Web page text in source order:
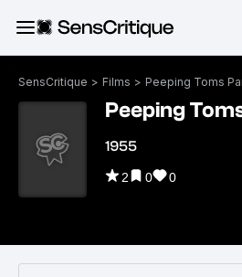
SensCritique > Films > Peeping Toms
Peeping
1955
2 0 0